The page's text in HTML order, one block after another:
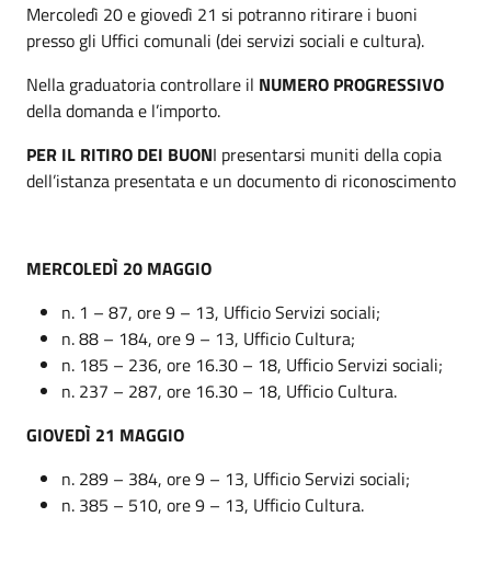
Mercoledì 20 e giovedì 21 si potranno ritirare i buoni
presso gli Uffici comunali (dei servizi sociali e cultura).
Nella graduatoria controllare il NUMERO PROGRESSIVO
della domanda e l’importo.
PER IL RITIRO DEI BUONI presentarsi muniti della copia
dell’istanza presentata e un documento di riconoscimento
MERCOLEDÌ 20 MAGGIO
n. 1 – 87, ore 9 – 13, Ufficio Servizi sociali;
n. 88 – 184, ore 9 – 13, Ufficio Cultura;
n. 185 – 236, ore 16.30 – 18, Ufficio Servizi sociali;
n. 237 – 287, ore 16.30 – 18, Ufficio Cultura.
GIOVEDÌ 21 MAGGIO
n. 289 – 384, ore 9 – 13, Ufficio Servizi sociali;
n. 385 – 510, ore 9 – 13, Ufficio Cultura.